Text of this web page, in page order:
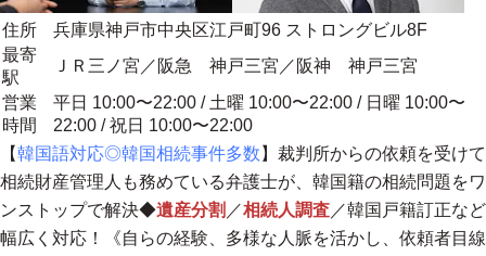
住所
兵庫県神戸市中央区江戸町96 ストロングビル8F
最寄
駅
ＪＲ三ノ宮／阪急 神戸三宮／阪神 神戸三宮
営業
時間
平日 10:00〜22:00 / 土曜 10:00〜22:00 / 日曜 10:00〜
22:00 / 祝日 10:00〜22:00
【韓国語対応◎韓国相続事件多数 】裁判所からの依頼を受けて
相続財産管理人も務めている弁護士が、韓国籍の相続問題をワ
ンストップで解決◆遺産分割 ／相続人調査 ／韓国戸籍訂正など
幅広く対応！《自らの経験、多様な 人脈を活かし、依頼者目線